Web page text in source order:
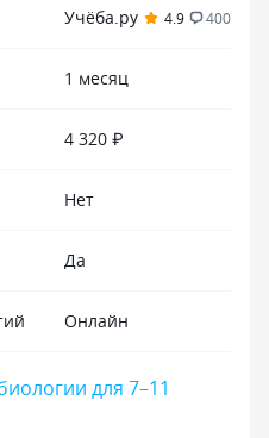
Учёба.ру 4.9 400
1 месяц
4 320 ₽
Нет
Да
Онлайн
для 7–11